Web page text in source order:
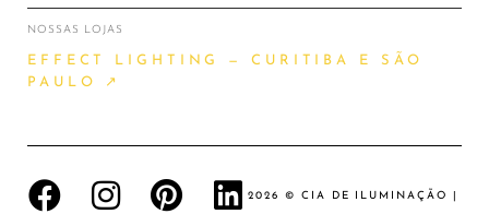
NOSSAS LOJAS
EFFECT LIGHTING — CURITIBA E SÃO
PAULO ↗
2026 © CIA DE ILUMINAÇÃO |